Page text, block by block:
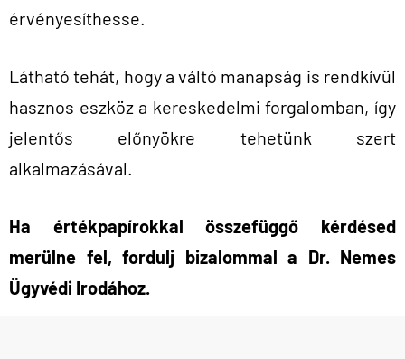
érvényesíthesse.
Látható tehát, hogy a váltó manapság is rendkívül
hasznos eszköz a kereskedelmi forgalomban, így
jelentős előnyökre tehetünk szert
alkalmazásával.
Ha értékpapírokkal összefüggő kérdésed
merülne fel, fordulj bizalommal a Dr. Nemes
Ügyvédi Irodához.